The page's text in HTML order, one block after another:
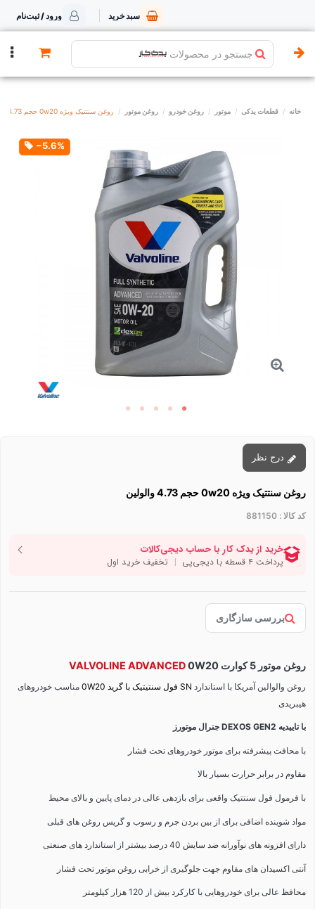
سبد خرید ورود / ثبت‌نام
جستجو در محصولات
خانه قطعات یدکی موتور روغن خودرو روغن موتور روغن سنتتیک ویژه 0w20 حجم 4.73 والولین
‎−5.6%
روغن سنتتیک ویژه 0w20 حجم 4.73 والولین
کد کالا : 881150
بررسی سازگاری
روغن موتور 5 کوارت VALVOLINE ADVANCED0W20
روغن والوالین آمریکا با استاندارد
مناسب خودروهای
هیبریدی
با تاییدیه DEXOS GEN2 جنرال موتورز
با محافت پیشرفته برای موتور خودروهای تحت فشار
مقاوم در برابر حرارت بسیار بالا
با فرمول فول سنتتیک واقعی برای بازدهی عالی در دمای پایین و بالای محیط
مواد شوینده اضافی برای از بین بردن جرم و رسوب و گریس روغن های قبلی
دارای افزونه های نوآورانه ضد سایش 40 درصد بیشتر از استاندارد های صنعتی
آنتی اکسیدان های مقاوم جهت جلوگیری از خرابی روغن موتور تحت فشار
محافظ عالی برای خودروهایی با کارکرد بیش از 120 هزار کیلومتر